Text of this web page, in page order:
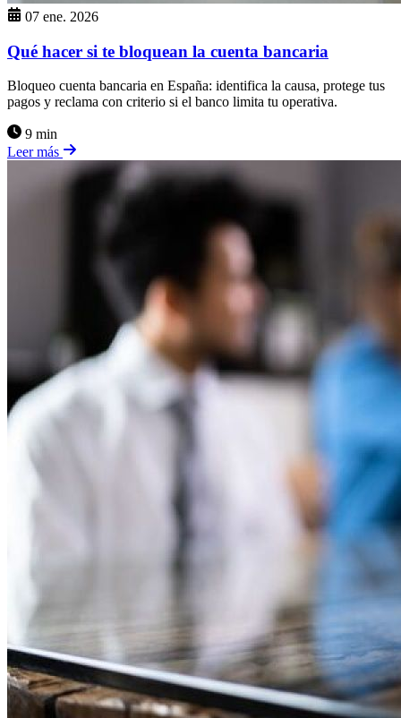
07 ene. 2026
Qué hacer si te bloquean la cuenta bancaria
Bloqueo cuenta bancaria en España: identifica la causa, protege tus
pagos y reclama con criterio si el banco limita tu operativa.
9 min
Leer más